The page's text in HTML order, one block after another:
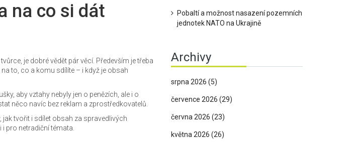
na co si dát
je dobré vědět pár věcí. Především je třeba
to, co a komu sdílíte – i když je obsah
aby vztahy nebyly jen o penězích, ale i o
něco navíc bez reklam a zprostředkovatelů.
tvořit i sdílet obsah za spravedlivých
pro netradiční témata.
Pobaltí a možnost nasazení pozemních
jednotek NATO na Ukrajině
Archivy
srpna 2026 (5)
července 2026 (29)
června 2026 (23)
května 2026 (26)